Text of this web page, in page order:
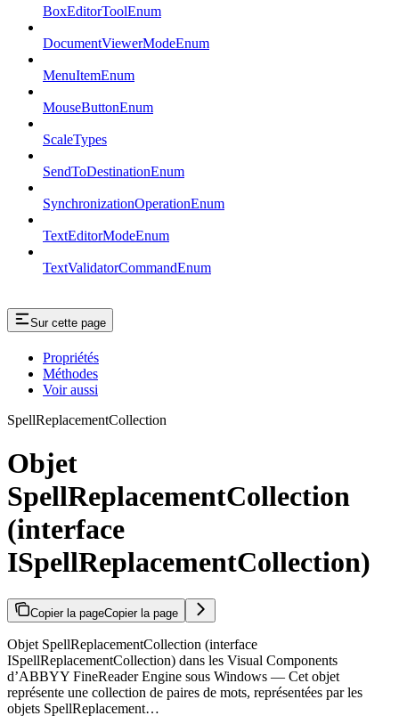
BoxEditorToolEnum
DocumentViewerModeEnum
MenuItemEnum
MouseButtonEnum
ScaleTypes
SendToDestinationEnum
SynchronizationOperationEnum
TextEditorModeEnum
TextValidatorCommandEnum
Sur cette page
Propriétés
Méthodes
Voir aussi
SpellReplacementCollection
Objet
SpellReplacementCollection
(interface
ISpellReplacementCollection)
Copier la pageCopier la page
Objet SpellReplacementCollection (interface
ISpellReplacementCollection) dans les Visual Components
d’ABBYY FineReader Engine sous Windows — Cet objet
représente une collection de paires de mots, représentées par les
objets SpellReplacement…